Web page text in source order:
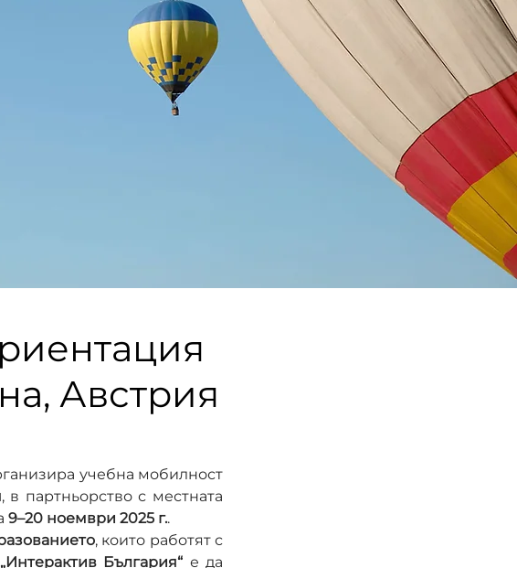
Австрия
учебна мобилност
, в партньорство с местната
9–20 ноември 2025 г..
, които работят с
България“ е да